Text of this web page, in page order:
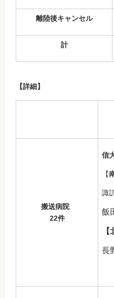
離陸後キャンセル
計
【詳細】
搬送病院
22件
信
【
諏
飯
【
長